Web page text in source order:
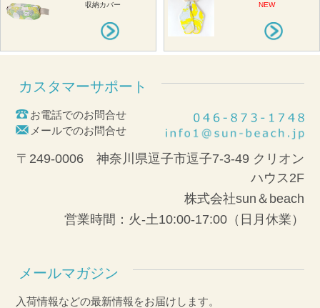
収納カバー
NEW
カスタマーサポート
お電話でのお問合せ
メールでのお問合せ
〒249-0006 神奈川県逗子市逗子7-3-49 クリオン
ハウス2F
株式会社sun＆beach
営業時間：火-土10:00-17:00（日月休業）
メールマガジン
入荷情報などの最新情報をお届けします。